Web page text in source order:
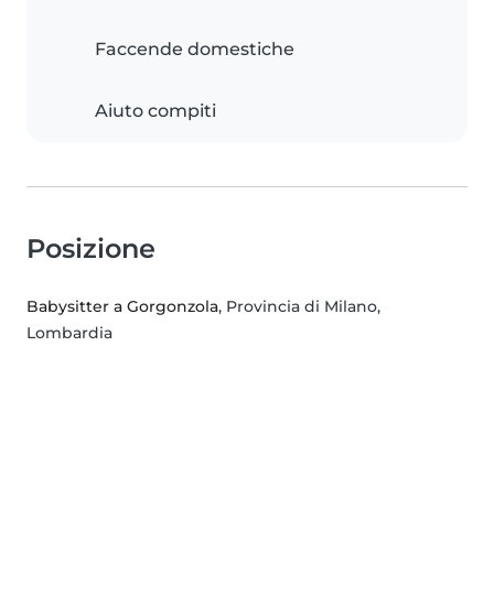
Faccende domestiche
Aiuto compiti
Posizione
Babysitter a Gorgonzola, Provincia di Milano,
Lombardia